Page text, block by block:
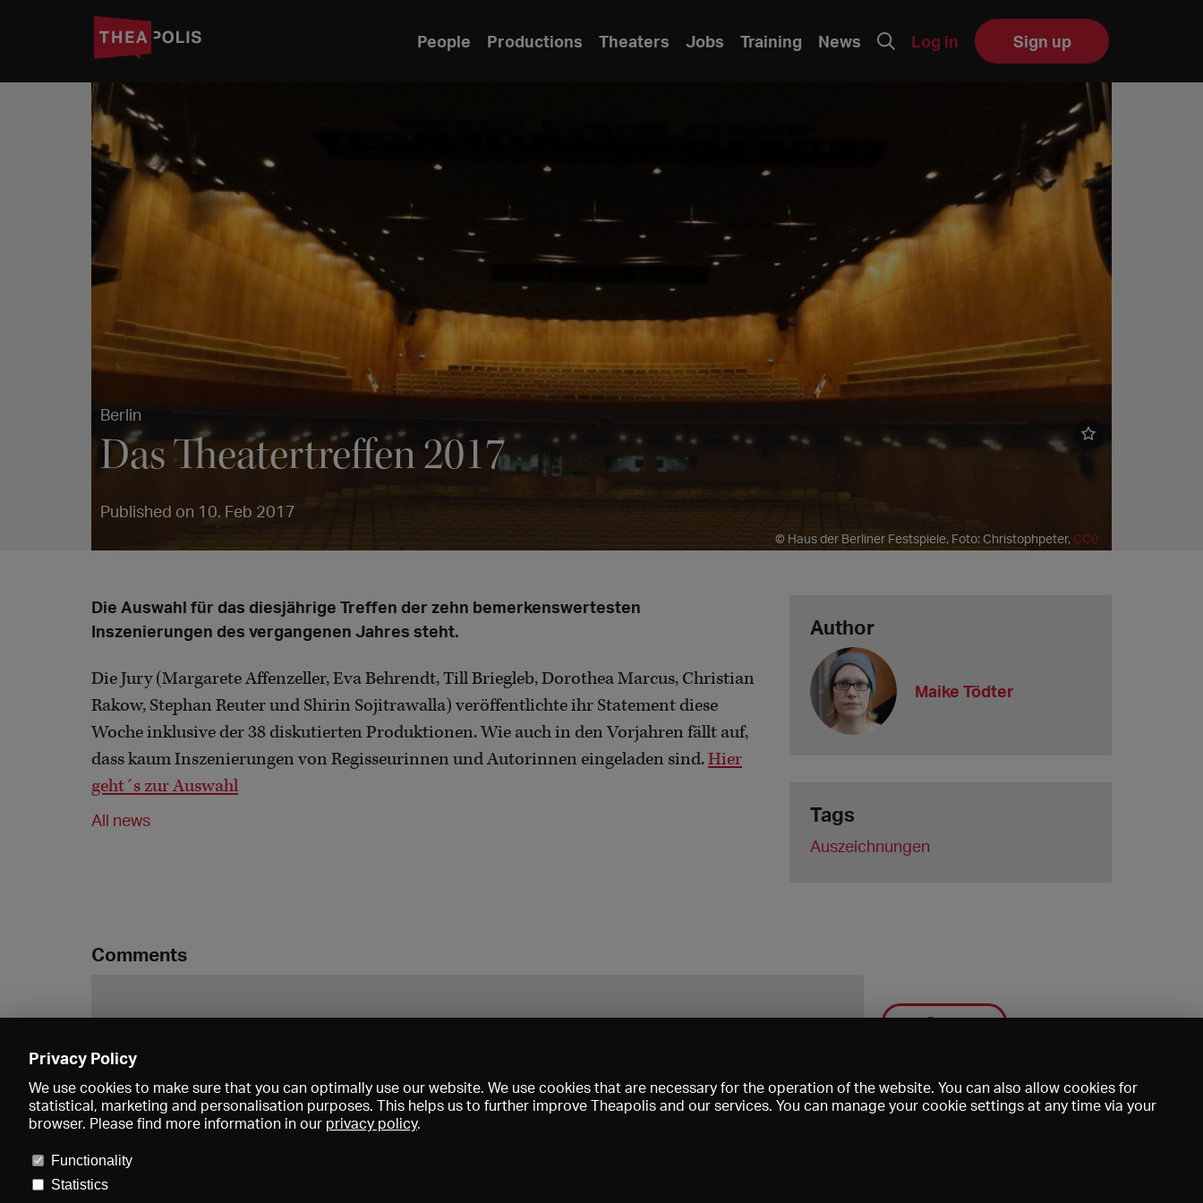
People Productions Theaters Jobs Training News Log in Sign up
Berlin
Das Theatertreffen 2017
Published on 10. Feb 2017
© Haus der Berliner Festspiele, Foto: Christophpeter, CC0
Die Auswahl für das diesjährige Treffen der zehn bemerkenswertesten
Inszenierungen des vergangenen Jahres steht.
Die Jury (Margarete Affenzeller, Eva Behrendt, Till Briegleb, Dorothea Marcus, Christian
Rakow, Stephan Reuter und Shirin Sojitrawalla) veröffentlichte ihr Statement diese
Woche inklusive der 38 diskutierten Produktionen. Wie auch in den Vorjahren fällt auf,
dass kaum Inszenierungen von Regisseurinnen und Autorinnen eingeladen sind.Hier
geht´s zur Auswahl
All news
Author
Maike Tödter
Tags
Auszeichnungen
Comments
Save
Privacy Policy
We use cookies to make sure that you can optimally use our website. We use cookies that are necessary for the operation of the website. You can also allow cookies for
statistical, marketing and personalisation purposes. This helps us to further improve Theapolis and our services. You can manage your cookie settings at any time via your
browser. Please find more information in our privacy policy.
Functionality
Statistics